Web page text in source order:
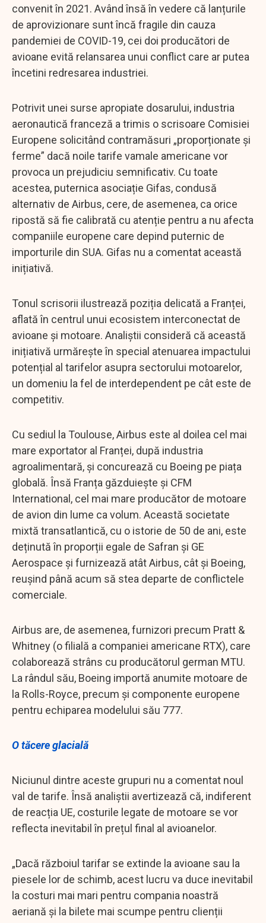
convenit în 2021. Având însă în vedere că lanțurile
de aprovizionare sunt încă fragile din cauza
pandemiei de COVID-19, cei doi producători de
avioane evită relansarea unui conflict care ar putea
încetini redresarea industriei.
Potrivit unei surse apropiate dosarului, industria
aeronautică franceză a trimis o scrisoare Comisiei
Europene solicitând contramăsuri „proporționate și
ferme” dacă noile tarife vamale americane vor
provoca un prejudiciu semnificativ. Cu toate
acestea, puternica asociație Gifas, condusă
alternativ de Airbus, cere, de asemenea, ca orice
ripostă să fie calibrată cu atenție pentru a nu afecta
companiile europene care depind puternic de
importurile din SUA. Gifas nu a comentat această
inițiativă.
Tonul scrisorii ilustrează poziția delicată a Franței,
aflată în centrul unui ecosistem interconectat de
avioane și motoare. Analiștii consideră că această
inițiativă urmărește în special atenuarea impactului
potențial al tarifelor asupra sectorului motoarelor,
un domeniu la fel de interdependent pe cât este de
competitiv.
Cu sediul la Toulouse, Airbus este al doilea cel mai
mare exportator al Franței, după industria
agroalimentară, și concurează cu Boeing pe piața
globală. Însă Franța găzduiește și CFM
International, cel mai mare producător de motoare
de avion din lume ca volum. Această societate
mixtă transatlantică, cu o istorie de 50 de ani, este
deținută în proporții egale de Safran și GE
Aerospace și furnizează atât Airbus, cât și Boeing,
reușind până acum să stea departe de conflictele
comerciale.
Airbus are, de asemenea, furnizori precum Pratt &
Whitney (o filială a companiei americane RTX), care
colaborează strâns cu producătorul german MTU.
La rândul său, Boeing importă anumite motoare de
la Rolls-Royce, precum și componente europene
pentru echiparea modelului său 777.
O tăcere glacială
Niciunul dintre aceste grupuri nu a comentat noul
val de tarife. Însă analiștii avertizează că, indiferent
de reacția UE, costurile legate de motoare se vor
reflecta inevitabil în prețul final al avioanelor.
„Dacă războiul tarifar se extinde la avioane sau la
piesele lor de schimb, acest lucru va duce inevitabil
la costuri mai mari pentru compania noastră
aeriană și la bilete mai scumpe pentru clienții